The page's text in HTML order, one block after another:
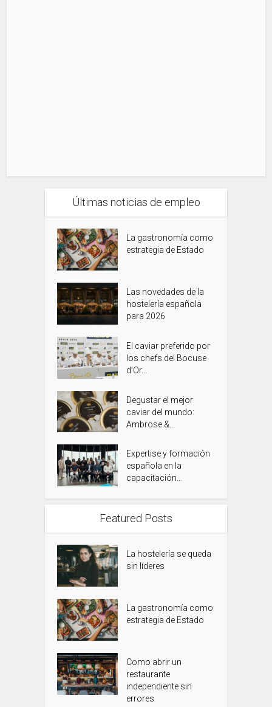
Últimas noticias de empleo
La gastronomía como
estrategia de Estado
Las novedades de la
hostelería española
para 2026
El caviar preferido por
los chefs del Bocuse
d’Or...
Degustar el mejor
caviar del mundo:
Ambrose &...
Expertise y formación
española en la
capacitación...
Featured Posts
La hostelería se queda
sin líderes
La gastronomía como
estrategia de Estado
Como abrir un
restaurante
independiente sin
errores